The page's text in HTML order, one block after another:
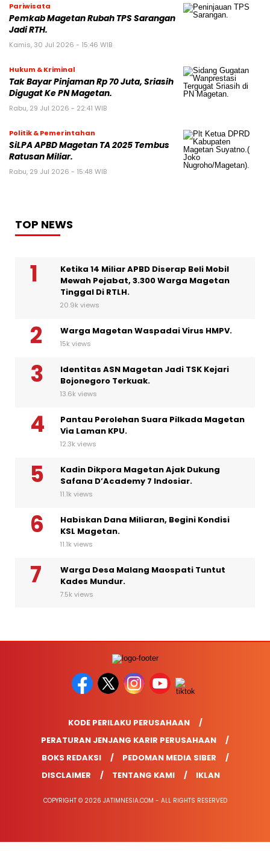
Pariwisata
Pemkab Magetan Rubah TPS Sarangan
Jadi RTH.
Kamis, 30 Jul 2026 - 15:46 WIB
Hukum & Kriminal
Tak Bayar Pinjaman Rp 70 Juta, Sriasih
Digugat Ke PN Magetan.
Rabu, 29 Jul 2026 - 22:41 WIB
Politik & Pemerintahan
SiLPA APBD Magetan TA 2025 Tembus
Ratusan Miliar.
Rabu, 29 Jul 2026 - 15:48 WIB
TOP NEWS
Ketika 14 Miliar APBD Diserap Beli Mobil
Mewah Pejabat, 3.300 Warga Magetan
Tinggal Di RTLH.
20.9k views
Warga Magetan Waspadai Virus HMPV.
15k views
Identitas ASN Magetan Jadi TSK Kejari
Bojonegoro Terkuak.
13.6k views
Pantau Perolehan Suara Pilkada Magetan
Via Laman KPU.
12.3k views
Kadin Dikpora Magetan Ajak Dukung
Safana D’Academy 7 Indosiar.
11.1k views
Habiskan Dana Miliaran, Begini Kondisi
KSL Magetan.
11.1k views
Warga Desa Malang Maospati Tuntut
Kades Mundur.
7.5k views
KODE PERILAKU PERUSAHAAN
PERATURAN JENJANG KARIR PERUSAHAAN
BOKS REDAKSI
PEDOMAN MEDIA SIBER
DISCLAIMER
TENTANG KAMI IKLAN
COPYRIGHT © 2026 JATIMNESIA.COM - ALL RIGHTS RESERVED